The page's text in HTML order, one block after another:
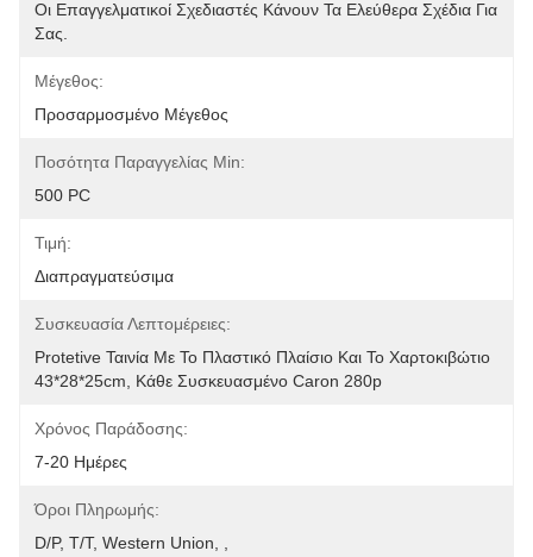
Οι Επαγγελματικοί Σχεδιαστές Κάνουν Τα Ελεύθερα Σχέδια Για
Σας.
Μέγεθος:
Προσαρμοσμένο Μέγεθος
Ποσότητα Παραγγελίας Min:
500 PC
Τιμή:
Διαπραγματεύσιμα
Συσκευασία Λεπτομέρειες:
Protetive Ταινία Με Το Πλαστικό Πλαίσιο Και Το Χαρτοκιβώτιο
43*28*25cm, Κάθε Συσκευασμένο Caron 280p
Χρόνος Παράδοσης:
7-20 Ημέρες
Όροι Πληρωμής:
D/P, T/T, Western Union, ,